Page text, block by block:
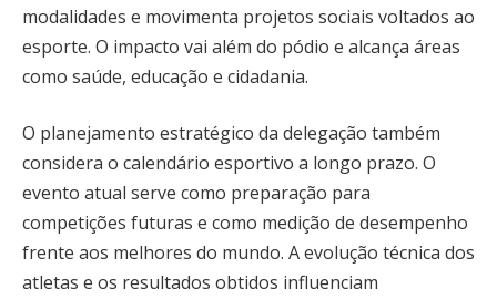
modalidades e movimenta projetos sociais voltados ao
esporte. O impacto vai além do pódio e alcança áreas
como saúde, educação e cidadania.
O planejamento estratégico da delegação também
considera o calendário esportivo a longo prazo. O
evento atual serve como preparação para
competições futuras e como medição de desempenho
frente aos melhores do mundo. A evolução técnica dos
atletas e os resultados obtidos influenciam